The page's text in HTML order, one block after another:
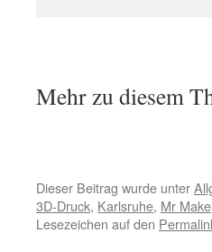
Mehr zu diesem
Dieser Beitrag wurde unter
3D-Druck, Karlsruhe, Mr Make
Lesezeichen auf den